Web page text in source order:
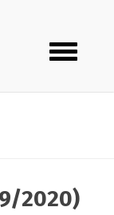
Toggle
navigation
2020)